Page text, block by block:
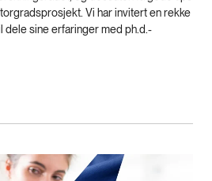
Vi har invitert en rekke
dele sine erfaringer med ph.d.-